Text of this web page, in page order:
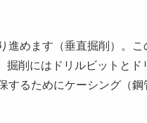
進めます（垂直掘削）。
削にはドリルビットと
るためにケーシング（